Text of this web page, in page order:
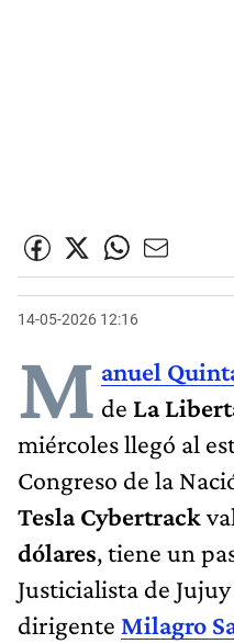
14-05-2026 12:16
M anuel
de La
miércoles llegó al
Congreso de la
Tesla Cybertrack
dólares, tiene un
Justicialista de
dirigente Milagro